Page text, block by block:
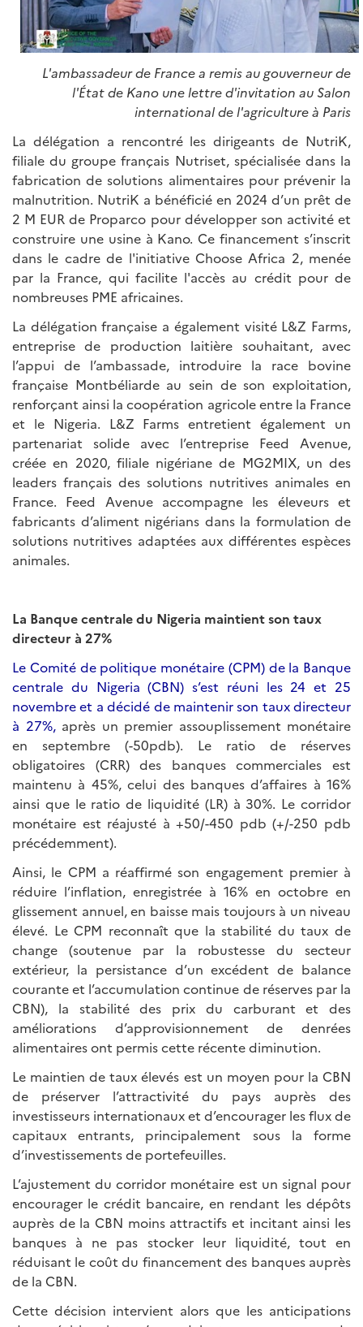
L'ambassadeur de France a remis au gouverneur de
l'État de Kano une lettre d'invitation au Salon
international de l'agriculture à Paris
La délégation a rencontré les dirigeants de NutriK,
filiale du groupe français Nutriset, spécialisée dans la
fabrication de solutions alimentaires pour prévenir la
malnutrition. NutriK a bénéficié en 2024 d’un prêt de
2 M EUR de Proparco pour développer son activité et
construire une usine à Kano. Ce financement s’inscrit
dans le cadre de l'initiative Choose Africa 2, menée
par la France, qui facilite l'accès au crédit pour de
nombreuses PME africaines.
La délégation française a également visité L&Z Farms,
entreprise de production laitière souhaitant, avec
l’appui de l’ambassade, introduire la race bovine
française Montbéliarde au sein de son exploitation,
renforçant ainsi la coopération agricole entre la France
et le Nigeria. L&Z Farms entretient également un
partenariat solide avec l’entreprise Feed Avenue,
créée en 2020, filiale nigériane de MG2MIX, un des
leaders français des solutions nutritives animales en
France. Feed Avenue accompagne les éleveurs et
fabricants d’aliment nigérians dans la formulation de
solutions nutritives adaptées aux différentes espèces
animales.
La Banque centrale du Nigeria maintient son taux
directeur à 27%
Le Comité de politique monétaire (CPM) de la Banque
centrale du Nigeria (CBN) s’est réuni les 24 et 25
novembre et a décidé de maintenir son taux directeur
à 27%,après un premier assouplissement monétaire
en septembre (-50pdb). Le ratio de réserves
obligatoires (CRR) des banques commerciales est
maintenu à 45%, celui des banques d’affaires à 16%
ainsi que le ratio de liquidité (LR) à 30%. Le corridor
monétaire est réajusté à +50/-450 pdb (+/-250 pdb
précédemment).
Ainsi, le CPM a réaffirmé son engagement premier à
réduire l’inflation, enregistrée à 16% en octobre en
glissement annuel, en baisse mais toujours à un niveau
élevé. Le CPM reconnaît que la stabilité du taux de
change (soutenue par la robustesse du secteur
extérieur, la persistance d’un excédent de balance
courante et l’accumulation continue de réserves par la
CBN), la stabilité des prix du carburant et des
améliorations d’approvisionnement de denrées
alimentaires ont permis cette récente diminution.
Le maintien de taux élevés est un moyen pour la CBN
de préserver l’attractivité du pays auprès des
investisseurs internationaux et d’encourager les flux de
capitaux entrants, principalement sous la forme
d’investissements de portefeuilles.
L’ajustement du corridor monétaire est un signal pour
encourager le crédit bancaire, en rendant les dépôts
auprès de la CBN moins attractifs et incitant ainsi les
banques à ne pas stocker leur liquidité, tout en
réduisant le coût du financement des banques auprès
de la CBN.
Cette décision intervient alors que les anticipations